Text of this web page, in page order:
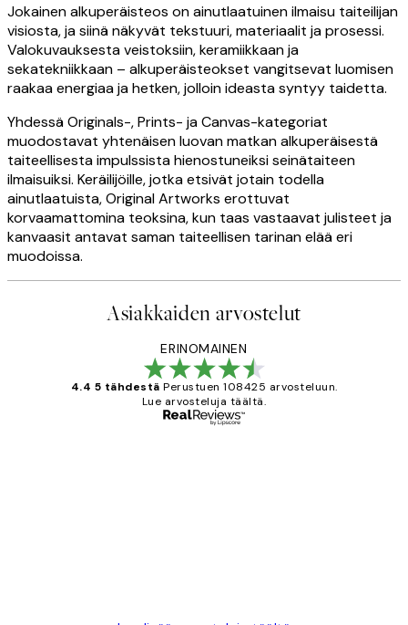
Jokainen alkuperäisteos on ainutlaatuinen ilmaisu taiteilijan
visiosta, ja siinä näkyvät tekstuuri, materiaalit ja prosessi.
Valokuvauksesta veistoksiin, keramiikkaan ja
sekatekniikkaan – alkuperäisteokset vangitsevat luomisen
raakaa energiaa ja hetken, jolloin ideasta syntyy taidetta.
Yhdessä Originals-, Prints- ja Canvas-kategoriat
muodostavat yhtenäisen luovan matkan alkuperäisestä
taiteellisesta impulssista hienostuneiksi seinätaiteen
ilmaisuiksi. Keräilijöille, jotka etsivät jotain todella
ainutlaatuista, Original Artworks erottuvat
korvaamattomina teoksina, kun taas vastaavat julisteet ja
kanvaasit antavat saman taiteellisen tarinan elää eri
muodoissa.
Asiakkaiden arvostelut
ERINOMAINEN
4.4 5 tähdestä Perustuen 108425 arvosteluun.
Lue arvosteluja täältä.